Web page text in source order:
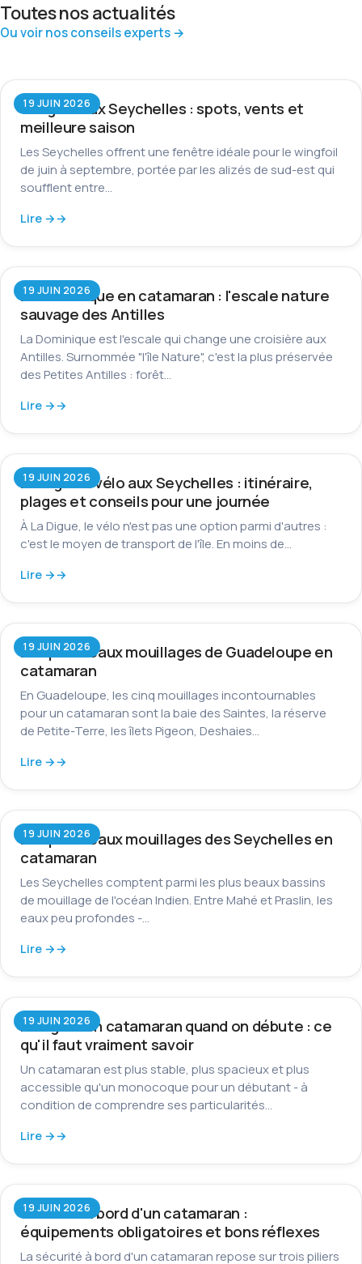
Toutes nos actualités
Ou voir nos conseils experts →
19 JUIN 2026
Wingfoil aux Seychelles : spots, vents et
meilleure saison
Les Seychelles offrent une fenêtre idéale pour le wingfoil
de juin à septembre, portée par les alizés de sud-est qui
soufflent entre…
Lire →
19 JUIN 2026
La Dominique en catamaran : l'escale nature
sauvage des Antilles
La Dominique est l'escale qui change une croisière aux
Antilles. Surnommée "l'île Nature", c'est la plus préservée
des Petites Antilles : forêt…
Lire →
19 JUIN 2026
La Digue à vélo aux Seychelles : itinéraire,
plages et conseils pour une journée
À La Digue, le vélo n'est pas une option parmi d'autres :
c'est le moyen de transport de l'île. En moins de…
Lire →
19 JUIN 2026
Les plus beaux mouillages de Guadeloupe en
catamaran
En Guadeloupe, les cinq mouillages incontournables
pour un catamaran sont la baie des Saintes, la réserve
de Petite-Terre, les îlets Pigeon, Deshaies…
Lire →
19 JUIN 2026
Les plus beaux mouillages des Seychelles en
catamaran
Les Seychelles comptent parmi les plus beaux bassins
de mouillage de l'océan Indien. Entre Mahé et Praslin, les
eaux peu profondes -…
Lire →
19 JUIN 2026
Naviguer en catamaran quand on débute : ce
qu'il faut vraiment savoir
Un catamaran est plus stable, plus spacieux et plus
accessible qu'un monocoque pour un débutant - à
condition de comprendre ses particularités…
Lire →
19 JUIN 2026
Sécurité à bord d'un catamaran :
équipements obligatoires et bons réflexes
La sécurité à bord d'un catamaran repose sur trois piliers